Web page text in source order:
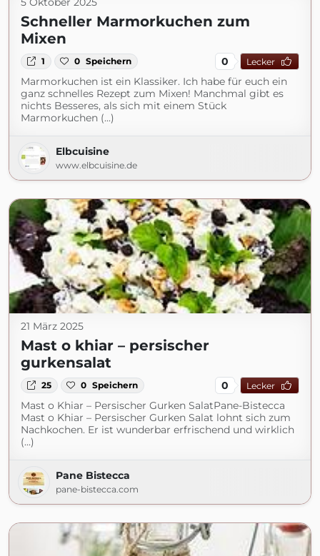
Schneller Marmorkuchen zum
Mixen
1 0 Speichern 0 Lecker
Marmorkuchen ist ein Klassiker. Ich habe für euch ein
ganz schnelles Rezept zum Mixen! Manchmal gibt es
nichts Besseres, als sich mit einem Stück
Marmorkuchen (...)
Elbcuisine
www.elbcuisine.de
21 März 2025
Mast o khiar – persischer
gurkensalat
25 0 Speichern 0 Lecker
Mast o Khiar – Persischer Gurken SalatPane-Bistecca
Mast o Khiar – Persischer Gurken Salat lohnt sich zum
Nachkochen. Er ist wunderbar erfrischend und wirklich
(...)
Pane Bistecca
pane-bistecca.com